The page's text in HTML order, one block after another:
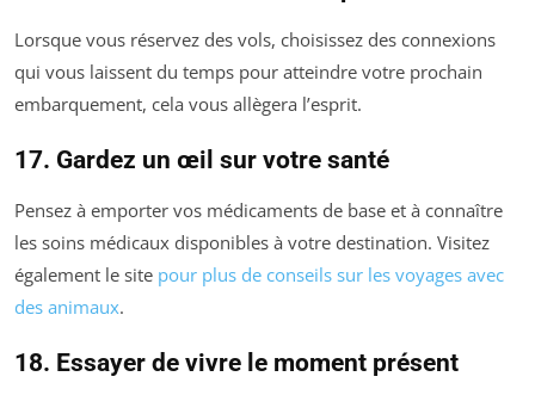
Lorsque vous réservez des vols, choisissez des connexions
qui vous laissent du temps pour atteindre votre prochain
embarquement, cela vous allègera l’esprit.
17. Gardez un œil sur votre santé
Pensez à emporter vos médicaments de base et à connaître
les soins médicaux disponibles à votre destination. Visitez
également le site pour plus de conseils sur les voyages avec
des animaux.
18. Essayer de vivre le moment présent